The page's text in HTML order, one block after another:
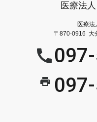
医療法
医療法
〒870-0916 大